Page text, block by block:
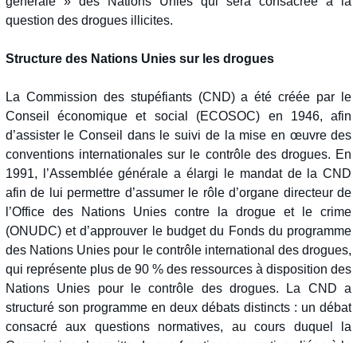
question des drogues illicites.
Structure des Nations Unies sur les drogues
La Commission des stupéfiants (CND) a été créée par le
Conseil économique et social (ECOSOC) en 1946, afin
d’assister le Conseil dans le suivi de la mise en œuvre des
conventions internationales sur le contrôle des drogues. En
1991, l’Assemblée générale a élargi le mandat de la CND
afin de lui permettre d’assumer le rôle d’organe directeur de
l’Office des Nations Unies contre la drogue et le crime
(ONUDC) et d’approuver le budget du Fonds du programme
des Nations Unies pour le contrôle international des drogues,
qui représente plus de 90 % des ressources à disposition des
Nations Unies pour le contrôle des drogues. La CND a
structuré son programme en deux débats distincts : un débat
consacré aux questions normatives, au cours duquel la